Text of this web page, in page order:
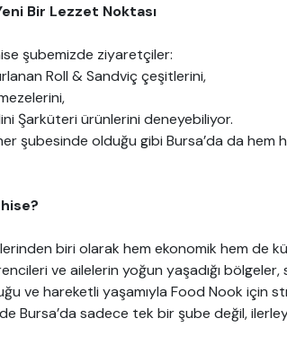
Bir Lezzet Noktası
şubemizde ziyaretçiler:
Roll & Sandviç çeşitlerini,
Şarküteri ürünlerini deneyebiliyor.
şubesinde olduğu gibi Bursa’da da hem
biri olarak hem ekonomik hem de
ve ailelerin yoğun yaşadığı
ve hareketli yaşamıyla Food Nook için
Bursa’da sadece tek bir şube değil,